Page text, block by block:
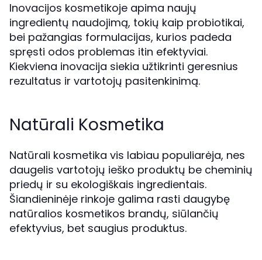
Inovacijos kosmetikoje apima naujų
ingredientų naudojimą, tokių kaip probiotikai,
bei pažangias formulacijas, kurios padeda
spręsti odos problemas itin efektyviai.
Kiekviena inovacija siekia užtikrinti geresnius
rezultatus ir vartotojų pasitenkinimą.
Natūrali Kosmetika
Natūrali kosmetika vis labiau populiarėja, nes
daugelis vartotojų ieško produktų be cheminių
priedų ir su ekologiškais ingredientais.
Šiandieninėje rinkoje galima rasti daugybę
natūralios kosmetikos brandų, siūlančių
efektyvius, bet saugius produktus.